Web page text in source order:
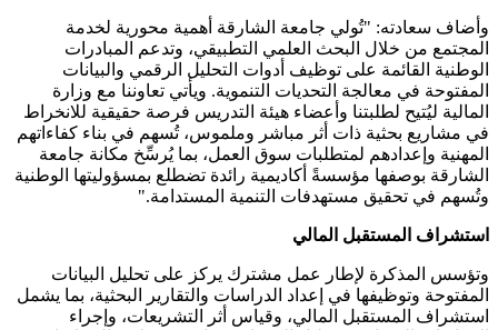
وأضاف سعادته: "تُولي جامعة الشارقة أهمية محورية لخدمة
المجتمع من خلال البحث العلمي التطبيقي، وتدعم المبادرات
الوطنية القائمة على توظيف أدوات التحليل الرقمي والبيانات
المفتوحة في معالجة التحديات التنموية. ويأتي تعاوننا مع وزارة
المالية ليُتيح لطلبتنا وأعضاء هيئة التدريس فرصة حقيقية للانخراط
في مشاريع بحثية ذات أثر مباشر وملموس، تُسهم في بناء كفاءاتهم
المهنية وإعدادهم لمتطلبات سوق العمل، بما يُرسِّخ مكانة جامعة
الشارقة بوصفها مؤسسةً أكاديمية رائدة تضطلع بمسؤوليتها الوطنية
وتُسهم في تحقيق مستهدفات التنمية المستدامة."
استشراف المستقبل المالي
وتؤسس المذكرة لإطار عمل مشترك يركز على تحليل البيانات
المفتوحة وتوظيفها في إعداد الدراسات والتقارير البحثية، بما يشمل
استشراف المستقبل المالي، وقياس أثر التشريعات، وإجراء